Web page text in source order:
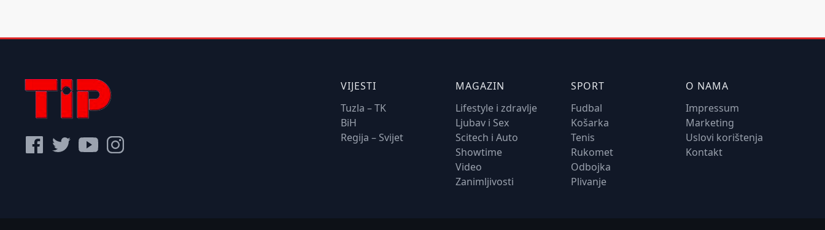
VIJESTI
Tuzla – TK
BiH
Regija – Svijet
MAGAZIN
Lifestyle i zdravlje
Ljubav i Sex
Scitech i Auto
Showtime
Video
Zanimljivosti
SPORT
Fudbal
Košarka
Tenis
Rukomet
Odbojka
Plivanje
O NAMA
Impressum
Marketing
Uslovi korištenja
Kontakt